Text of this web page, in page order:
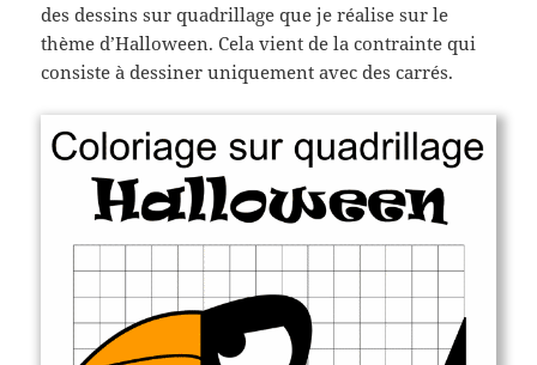
des dessins sur quadrillage que je réalise sur le
thème d’Halloween. Cela vient de la contrainte qui
consiste à dessiner uniquement avec des carrés.